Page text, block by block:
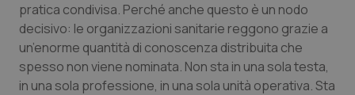
pratica condivisa. Perché anche questo è un nodo
decisivo: le organizzazioni sanitarie reggono grazie a
un’enorme quantità di conoscenza distribuita che
spesso non viene nominata. Non sta in una sola testa,
in una sola professione, in una sola unità operativa. Sta